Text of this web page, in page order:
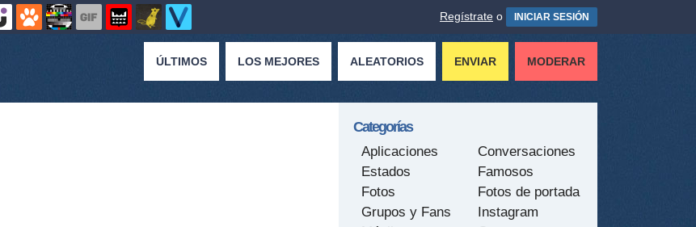
Regístrate o INICIAR SESIÓN
ÚLTIMOS LOS MEJORES ALEATORIOS ENVIAR MODERAR
Categorías
Aplicaciones
Conversaciones
Estados
Famosos
Fotos
Fotos de portada
Grupos y Fans
Instagram